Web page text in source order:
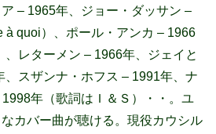
– 1965年、ジョー・ダッサン –
à quoi）、ポール・アンカ – 1966
、レターメン – 1966年、ジェイと
、スザンナ・ホフス – 1991年、ナ
年（歌詞はＩ＆Ｓ）・・。ユ
カバー曲が聴ける。現役カウシル